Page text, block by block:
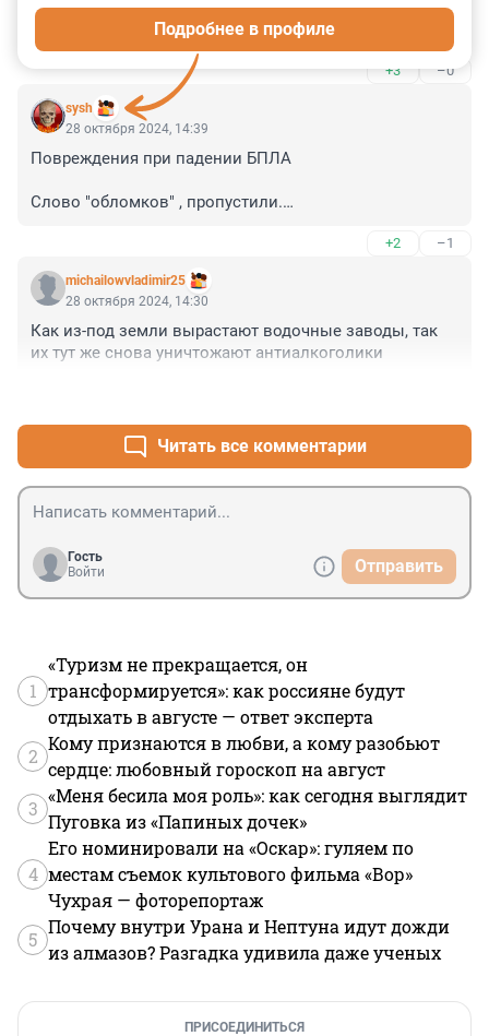
Смотрю эти кадры и думаю: что посеешь, то и
+3 –0
sysh
Подробнее в профиле
28 октября 2024, 14:39
Повреждения при падении БПЛА
Слово "обломков" , пропустили.
+2 –1
michailowvladimir25
28 октября 2024, 14:30
Как из-под земли вырастают водочные заводы, так
их тут же снова уничтожают антиалкоголики
Читать все комментарии
Гость
Войти
Отправить
1
«Туризм не прекращается, он
трансформируется»: как россияне будут
отдыхать в августе — ответ эксперта
2
Кому признаются в любви, а кому разобьют
сердце: любовный гороскоп на август
3
«Меня бесила моя роль»: как сегодня выглядит
Пуговка из «Папиных дочек»
4
Его номинировали на «Оскар»: гуляем по
местам съемок культового фильма «Вор»
Чухрая — фоторепортаж
5
Почему внутри Урана и Нептуна идут дожди
из алмазов? Разгадка удивила даже ученых
ПРИСОЕДИНИТЬСЯ